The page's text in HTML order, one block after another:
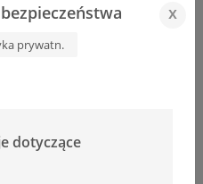
x
prywatn.
dotyczące